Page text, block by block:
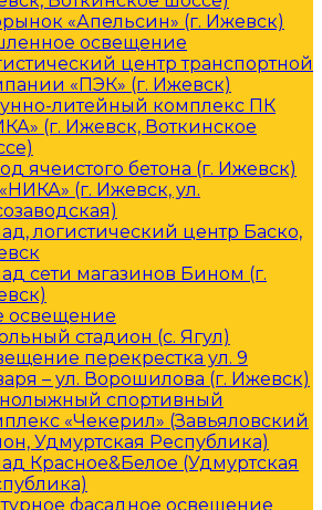
«Апельсин» (г. Ижевск)
освещение
центр транспортной
«ПЭК» (г. Ижевск)
литейный комплекс ПК
(г. Ижевск, Воткинское
ячеистого бетона (г. Ижевск)
(г. Ижевск, ул.
логистический центр Баско,
сети магазинов Бином (г.
освещение
стадион (с. Ягул)
перекрестка ул. 9
– ул. Ворошилова (г. Ижевск)
спортивный
«Чекерил» (Завьяловский
Удмуртская Республика)
Красное&Белое (Удмуртская
фасадное освещение